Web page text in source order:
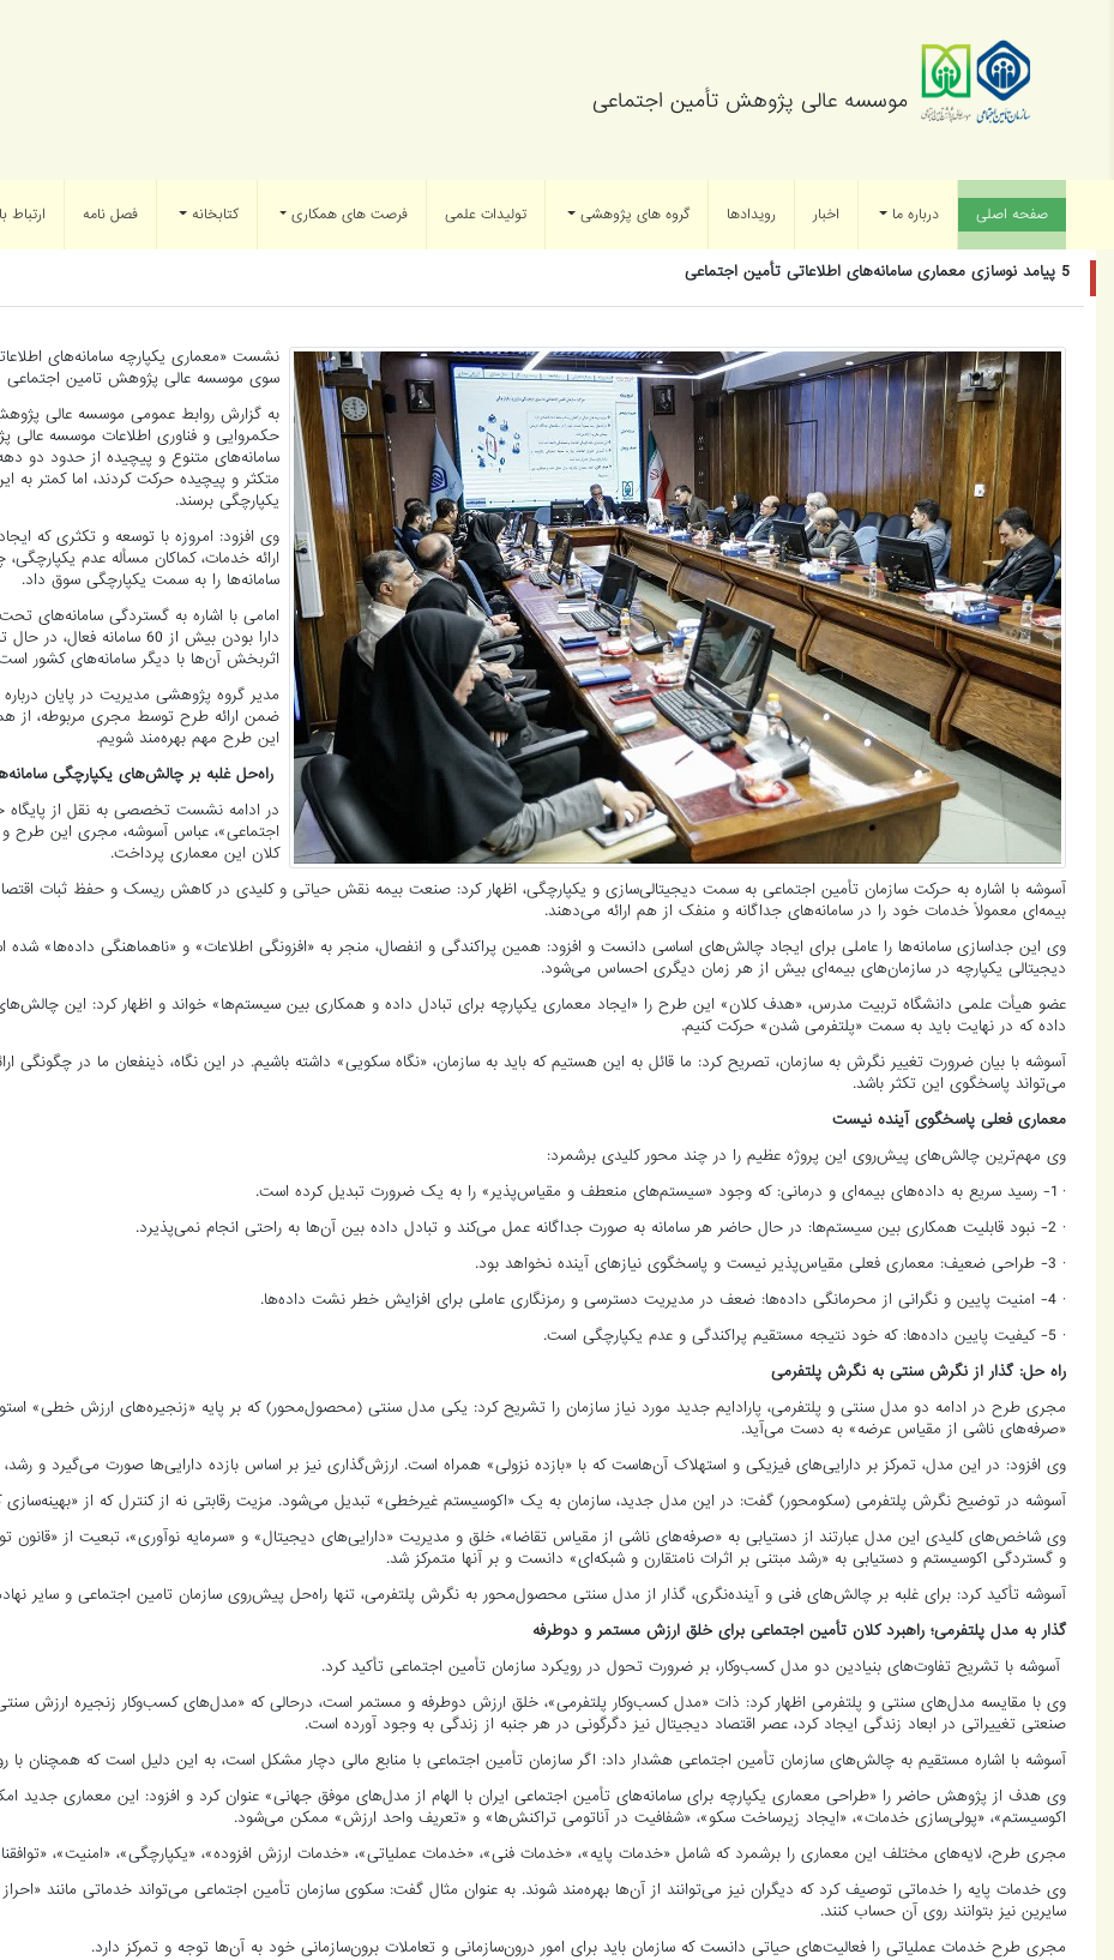
موسسه عالی پژوهش تأمین اجتماعی
صفحه اصلی درباره ما اخبار رویدادها گروه های پژوهشی تولیدات علمی فرصت های همکاری کتابخانه فصل نامه ارتباط
5 پیامد نوسازی معماری سامانه‌های اطلاعاتی تأمین اجتماعی
سوی موسسه عالی پژوهش تامین اجتماعی
به گزارش روابط عمومی موسسه عالی
حکمروایی و فناوری اطلاعات موسسه عالی
سامانه‌های متنوع و پیچیده از حدود دو
متکثر و پیچیده حرکت کردند، اما کمتر به
یکپارچگی برسند.
وی افزود: امروزه با توسعه و تکثری که
ارائه خدمات، کماکان مسأله عدم
سامانه‌ها را به سمت یکپارچگی سوق داد.
امامی با اشاره به گستردگی سامانه‌های
دارا بودن بیش از 60
اثربخش آن‌ها با دیگر سامانه‌های کشور
مدیر گروه پژوهشی مدیریت در پایان
ضمن ارائه طرح توسط مجری مربوطه، از
این طرح مهم بهره‌مند شویم.
راه‌حل غلبه بر چالش‌های یکپارچگی
اجتماعی»، عباس آسوشه، مجری این طرح
کلان این معماری پرداخت.
آسوشه با اشاره به حرکت سازمان تأمین اجتماعی به سمت دیجیتالی‌سازی و یکپارچگی، اظهار کرد: صنعت بیمه نقش حیاتی و کلیدی در کاهش ریسک و حفظ ثبات
بیمه‌ای معمولاً خدمات خود را در سامانه‌های جداگانه و منفک از هم ارائه می‌دهند.
وی این جداسازی سامانه‌ها را عاملی برای ایجاد چالش‌های اساسی دانست و افزود: همین پراکندگی و انفصال، منجر به «افزونگی اطلاعات» و «ناهماهنگی داده‌ها»
دیجیتالی یکپارچه در سازمان‌های بیمه‌ای بیش از هر زمان دیگری احساس می‌شود.
عضو هیأت علمی دانشگاه تربیت مدرس، «هدف کلان» این طرح را «ایجاد معماری یکپارچه برای تبادل داده و همکاری بین سیستم‌ها» خواند و اظهار کرد: این
داده که در نهایت باید به سمت «پلتفرمی شدن» حرکت کنیم.
آسوشه با بیان ضرورت تغییر نگرش به سازمان، تصریح کرد: ما قائل به این هستیم که باید به سازمان، «نگاه سکویی» داشته باشیم. در این نگاه، ذینفعان ما در چگونگی
می‌تواند پاسخگوی این تکثر باشد.
معماری فعلی پاسخگوی آینده نیست
وی مهم‌ترین چالش‌های پیش‌روی این پروژه عظیم را در چند محور کلیدی برشمرد:
· 1- رسید سریع به داده‌های بیمه‌ای و درمانی: که وجود «سیستم‌های منعطف و مقیاس‌پذیر» را به یک ضرورت تبدیل کرده است.
· 2- نبود قابلیت همکاری بین سیستم‌ها: در حال حاضر هر سامانه به صورت جداگانه عمل می‌کند و تبادل داده بین آن‌ها به راحتی انجام نمی‌پذیرد.
· 3- طراحی ضعیف: معماری فعلی مقیاس‌پذیر نیست و پاسخگوی نیازهای آینده نخواهد بود.
· 4- امنیت پایین و نگرانی از محرمانگی داده‌ها: ضعف در مدیریت دسترسی و رمزنگاری عاملی برای افزایش خطر نشت داده‌ها.
· 5- کیفیت پایین داده‌ها: که خود نتیجه مستقیم پراکندگی و عدم یکپارچگی است.
راه حل: گذار از نگرش سنتی به نگرش پلتفرمی
مجری طرح در ادامه دو مدل سنتی و پلتفرمی، پارادایم جدید مورد نیاز سازمان را تشریح کرد: یکی مدل سنتی (محصول‌محور) که بر پایه «زنجیره‌های ارزش خطی»
«صرفه‌های ناشی از مقیاس عرضه» به دست می‌آید.
وی افزود: در این مدل، تمرکز بر دارایی‌های فیزیکی و استهلاک آن‌هاست که با «بازده نزولی» همراه است. ارزش‌گذاری نیز بر اساس بازده دارایی‌ها صورت می‌گیرد و
آسوشه در توضیح نگرش پلتفرمی (سکو‌محور) گفت: در این مدل جدید، سازمان به یک «اکوسیستم غیرخطی» تبدیل می‌شود. مزیت رقابتی نه از کنترل که از
وی شاخص‌های کلیدی این مدل عبارتند از دستیابی به «صرفه‌های ناشی از مقیاس تقاضا»، خلق و مدیریت «دارایی‌های دیجیتال» و «سرمایه نوآوری»، تبعیت از «قانون
و گستردگی اکوسیستم و دستیابی به «رشد مبتنی بر اثرات نامتقارن و شبکه‌ای» دانست و بر آنها متمرکز شد.
آسوشه تأکید کرد: برای غلبه بر چالش‌های فنی و آینده‌نگری، گذار از مدل سنتی محصول‌محور به نگرش پلتفرمی، تنها راه‌حل پیش‌روی سازمان تامین اجتماعی و سایر
گذار به مدل پلتفرمی؛ راهبرد کلان تأمین اجتماعی برای خلق ارزش مستمر و دوطرفه
آسوشه با تشریح تفاوت‌های بنیادین دو مدل کسب‌وکار، بر ضرورت تحول در رویکرد سازمان تأمین اجتماعی تأکید کرد.
وی با مقایسه مدل‌های سنتی و پلتفرمی اظهار کرد: ذات «مدل کسب‌وکار پلتفرمی»، خلق ارزش دوطرفه و مستمر است، درحالی که «مدل‌های کسب‌وکار زنجیره ارزش
صنعتی تغییراتی در ابعاد زندگی ایجاد کرد، عصر اقتصاد دیجیتال نیز دگرگونی در هر جنبه از زندگی به وجود آورده است.
آسوشه با اشاره مستقیم به چالش‌های سازمان تأمین اجتماعی هشدار داد: اگر سازمان تأمین اجتماعی با منابع مالی دچار مشکل است، به این دلیل است که
وی هدف از پژوهش حاضر را «طراحی معماری یکپارچه برای سامانه‌های تأمین اجتماعی ایران با الهام از مدل‌های موفق جهانی» عنوان کرد و افزود: این معماری جدید
اکوسیستم»، «پولی‌سازی خدمات»، «ایجاد زیرساخت سکو»، «شفافیت در آناتومی تراکنش‌ها» و «تعریف واحد ارزش» ممکن می‌شود.
مجری طرح، لایه‌های مختلف این معماری را برشمرد که شامل «خدمات پایه»، «خدمات فنی»، «خدمات عملیاتی»، «خدمات ارزش افزوده»، «یکپارچگی»، «امنیت»،
وی خدمات پایه را خدماتی توصیف کرد که دیگران نیز می‌توانند از آن‌ها بهره‌مند شوند. به عنوان مثال گفت: سکوی سازمان تأمین اجتماعی می‌تواند خدماتی مانند
سایرین نیز بتوانند روی آن حساب کنند.
مجری طرح خدمات عملیاتی را فعالیت‌های حیاتی دانست که سازمان باید برای امور درون‌سازمانی و تعاملات برون‌سازمانی خود به آن‌ها توجه و تمرکز دارد.